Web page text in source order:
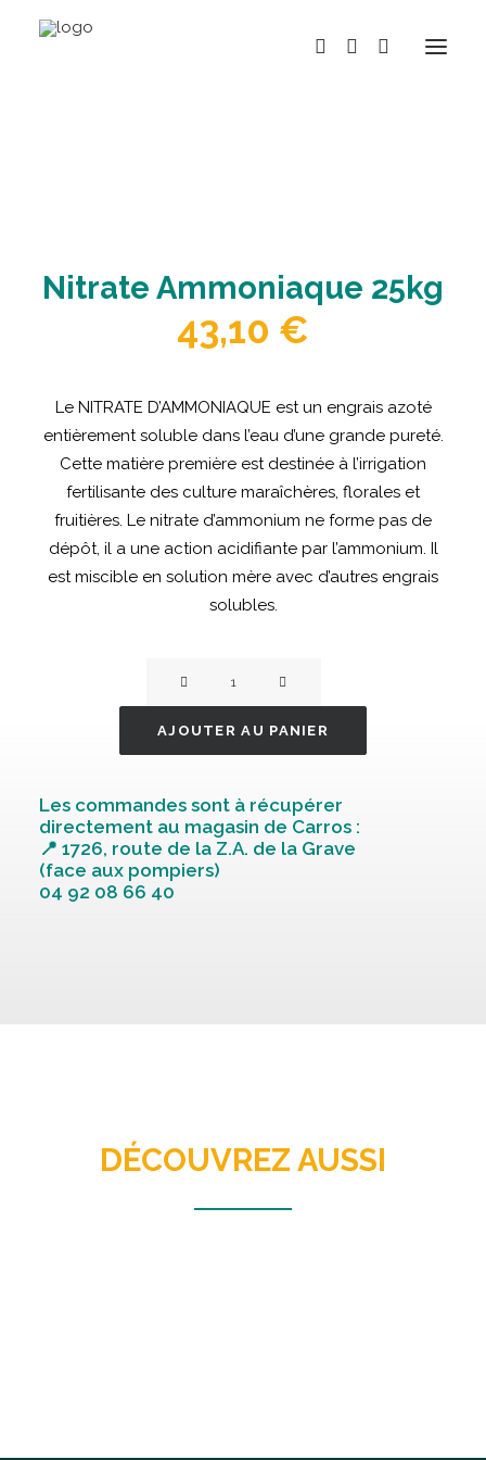
ACTUALITÉS
NOS MAGASINS
CONTACT
Nitrate Ammoniaque 25kg
43,10 €
Le NITRATE D’AMMONIAQUE est un engrais azoté
entièrement soluble dans l’eau d’une grande pureté.
Cette matière première est destinée à l’irrigation
fertilisante des culture maraîchères, florales et
fruitières. Le nitrate d’ammonium ne forme pas de
dépôt, il a une action acidifiante par l’ammonium. Il
est miscible en solution mère avec d’autres engrais
solubles.
quantité
Nitrate
ammoniaque
AJOUTER AU PANIER
Les commandes sont à récupérer
directement au magasin de Carros :
📍 1726, route de la Z.A. de la Grave
(face aux pompiers)
04 92 08 66 40
DÉCOUVREZ AUSSI